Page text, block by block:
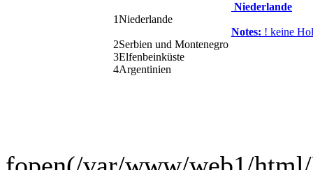
1Niederlande
Niederlande
Notes: ! keine
2Serbien und Montenegro
3Elfenbeinküste
4Argentinien